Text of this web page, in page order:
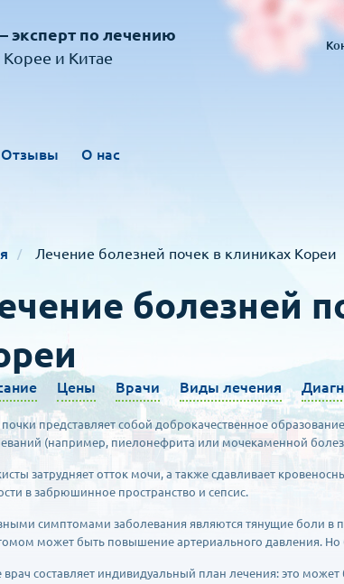
эксперт по лечению
и Китае
Отзывы О нас
Лечение болезней почек в клиниках Кореи
болезней
Цены Врачи Виды лечения
почки представляет собой доброкачественное
(например, пиелонефрита или мочекаменной
затрудняет отток мочи, а также сдавливает
в забрюшинное пространство и сепсис.
симптомами заболевания являются тянущие боли в
может быть повышение артериального давления. Но
врач составляет индивидуальный план лечения: это